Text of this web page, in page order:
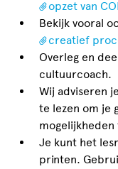
opzet van
Bekijk vooral
creatief
Overleg en
cultuurcoach.
Wij adviseren
te lezen om je
Je kunt het
printen.